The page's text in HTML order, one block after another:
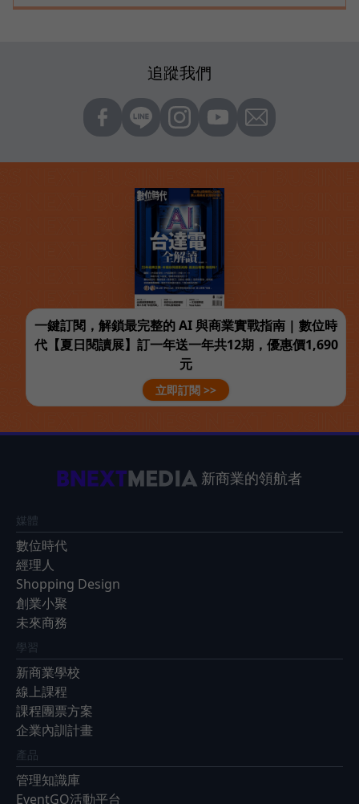
追蹤我們
一鍵訂閱，解鎖最完整的 AI 與商業實戰指南 | 數位時
代【夏日閱讀展】訂一年送一年共12期，優惠價1,690
元
立即訂閱 >>
新商業的領航者
媒體
數位時代
經理人
Shopping Design
創業小聚
未來商務
學習
新商業學校
線上課程
課程團票方案
企業內訓計畫
產品
管理知識庫
EventGO活動平台